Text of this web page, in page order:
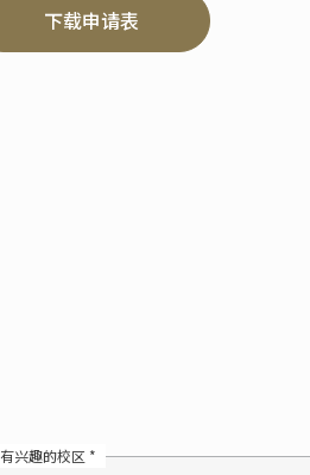
下载申请表
有兴趣的校区 *